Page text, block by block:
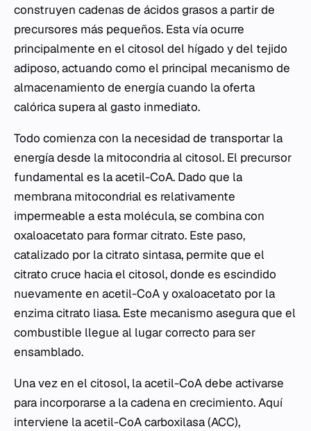
construyen cadenas de ácidos grasos a partir de
precursores más pequeños. Esta vía ocurre
principalmente en el citosol del hígado y del tejido
adiposo, actuando como el principal mecanismo de
almacenamiento de energía cuando la oferta
calórica supera al gasto inmediato.
Todo comienza con la necesidad de transportar la
energía desde la mitocondria al citosol. El precursor
fundamental es la acetil-CoA. Dado que la
membrana mitocondrial es relativamente
impermeable a esta molécula, se combina con
oxaloacetato para formar citrato. Este paso,
catalizado por la citrato sintasa, permite que el
citrato cruce hacia el citosol, donde es escindido
nuevamente en acetil-CoA y oxaloacetato por la
enzima citrato liasa. Este mecanismo asegura que el
combustible llegue al lugar correcto para ser
ensamblado.
Una vez en el citosol, la acetil-CoA debe activarse
para incorporarse a la cadena en crecimiento. Aquí
interviene la acetil-CoA carboxilasa (ACC),